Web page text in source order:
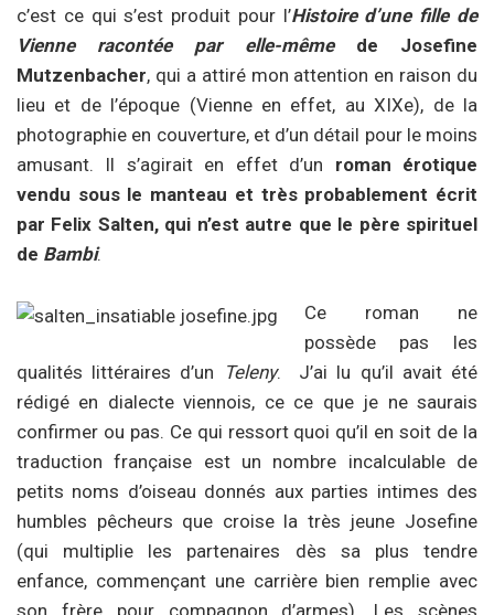
c’est ce qui s’est produit pour l’Histoire d’une fille de
Vienne racontée par elle-mêmede Josefine
Mutzenbacher, qui a attiré mon attention en raison du
lieu et de l’époque (Vienne en effet, au XIXe), de la
photographie en couverture, et d’un détail pour le moins
amusant. Il s’agirait en effet d’un roman érotique
vendu sous le manteau et très probablement écrit
par Felix Salten, qui n’est autre que le père spirituel
de Bambi.
Ce roman ne
possède pas les
qualités littéraires d’un Teleny. J’ai lu qu’il avait été
rédigé en dialecte viennois, ce ce que je ne saurais
confirmer ou pas. Ce qui ressort quoi qu’il en soit de la
traduction française est un nombre incalculable de
petits noms d’oiseau donnés aux parties intimes des
humbles pêcheurs que croise la très jeune Josefine
(qui multiplie les partenaires dès sa plus tendre
enfance, commençant une carrière bien remplie avec
son frère pour compagnon d’armes). Les scènes